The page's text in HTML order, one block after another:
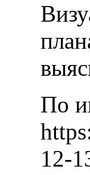
По
12-